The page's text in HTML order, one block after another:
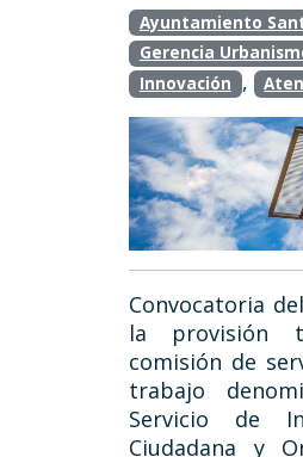
Ayuntamiento
Gerencia
Innovación ,
Convocatoria
la provisión
comisión de
trabajo
Servicio de
Ciudadana y